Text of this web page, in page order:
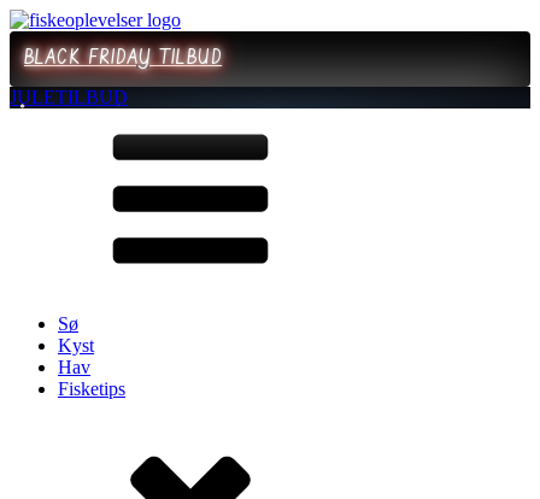
BLACK FRIDAY TILBUD
JULETILBUD
Sø
Kyst
Hav
Fisketips